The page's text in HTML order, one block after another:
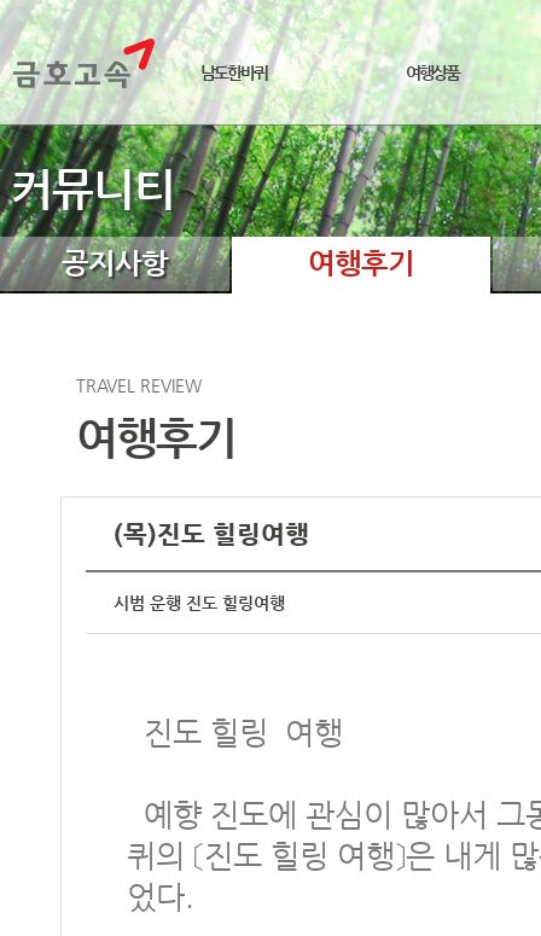
남도한바퀴 여행상품
커뮤니티
공지사항 여행후기
TRAVEL REVIEW
여행후기
(목)진도 힐링여행
시범 운행 진도 힐링여행
진도 힐링 여행
예향 진도에 관심이 많아서
퀴의 〔진도 힐링 여행〕은 내게
었다.